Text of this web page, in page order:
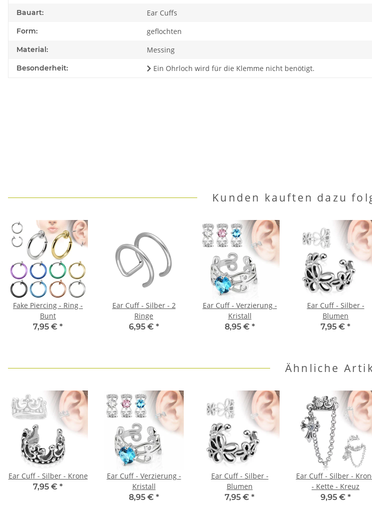
Bauart: Ear Cuffs
Form: geflochten
Material: Messing
Besonderheit: Ein Ohrloch wird für die Klemme nicht benötigt.
Kunden kauften dazu
Fake Piercing - Ring -
Bunt
7,95 € *
Ear Cuff - Silber - 2
Ringe
6,95 € *
Ear Cuff - Verzierung -
Kristall
8,95 € *
Ear Cuff - Silber -
Blumen
7,95 € *
Ähnliche
Ear Cuff - Silber - Krone
7,95 € *
Ear Cuff - Verzierung -
Kristall
8,95 € *
Ear Cuff - Silber -
Blumen
7,95 € *
Ear Cuff - Silber -
- Kette - Kreuz
9,95 € *